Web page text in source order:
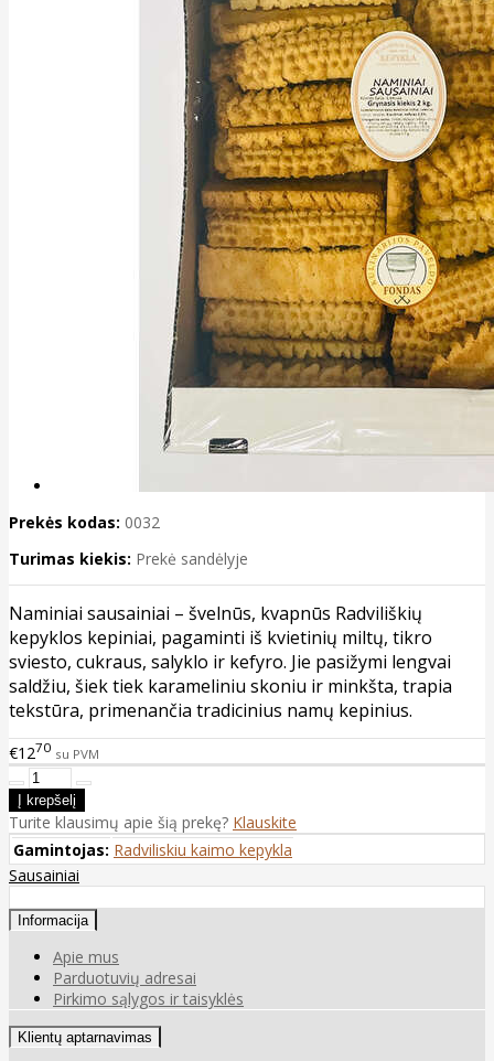
Prekės kodas: 0032
Turimas kiekis: Prekė sandėlyje
Naminiai sausainiai – švelnūs, kvapnūs Radviliškių
kepyklos kepiniai, pagaminti iš kvietinių miltų, tikro
sviesto, cukraus, salyklo ir kefyro. Jie pasižymi lengvai
saldžiu, šiek tiek karameliniu skoniu ir minkšta, trapia
tekstūra, primenančia tradicinius namų kepinius.
€1270 su PVM
Turite klausimų apie šią prekę? Klauskite
Gamintojas: Radviliskiu kaimo kepykla
Sausainiai
Informacija
Apie mus
Parduotuvių adresai
Pirkimo sąlygos ir taisyklės
Klientų aptarnavimas